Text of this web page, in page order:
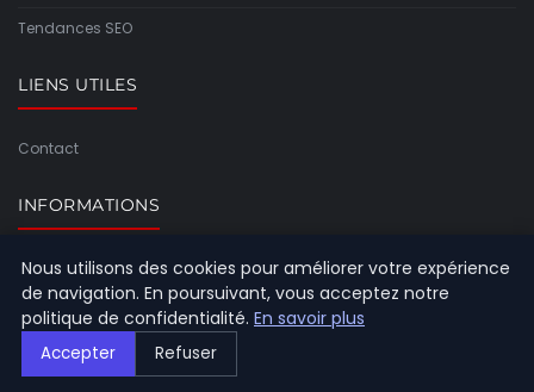
Tendances SEO
LIENS UTILES
Contact
INFORMATIONS
Plan du site
© 2026 Referencement Europeen. Tous droits réservés.
Nous utilisons des cookies pour améliorer votre expérience
de navigation. En poursuivant, vous acceptez notre
politique de confidentialité. En savoir plus
Accepter Refuser